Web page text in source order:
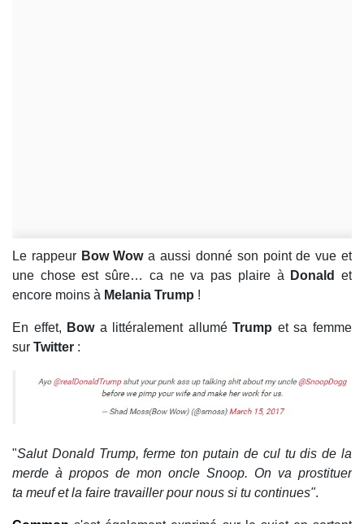
Le rappeur Bow Wowa aussi donné son point de vue et
une chose est sûre… ca ne va pas plaire à
Donaldet
encore moins à Melania Trump !
En effet, Bowa littéralement alluméTrump et sa femme
sur Twitter :
"Salut Donald Trump, ferme ton putain de cul tu dis de la
merde à propos de mon oncle Snoop. On va prostituer
ta meuf et la faire travailler pour nous si tu continues".